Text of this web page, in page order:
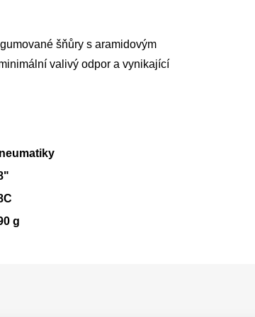
šňůry s aramidovým
valivý odpor a vynikající
g